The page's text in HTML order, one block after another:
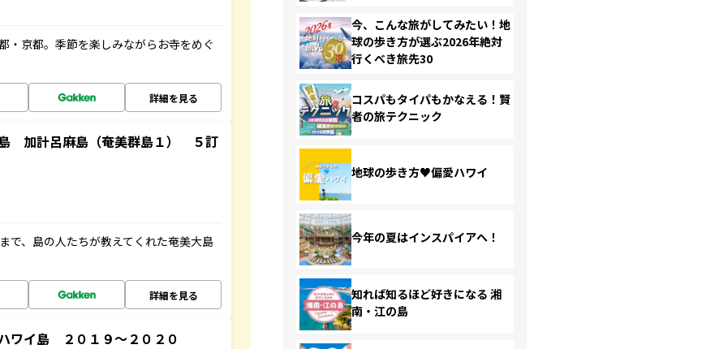
・京都。季節を楽しみながらお寺をめぐ
詳細を見る
加計呂麻島（奄美群島１） ５訂
、島の人たちが教えてくれた奄美大島
詳細を見る
イ島 ２０１９～２０２０
今、こんな旅がしてみたい！地
球の歩き方が選ぶ2026年絶対
行くべき旅先30
コスパもタイパもかなえる！賢
者の旅テクニック
地球の歩き方♥偏愛ハワイ
今年の夏はインスパイアへ！
知れば知るほど好きになる 湘
南・江の島